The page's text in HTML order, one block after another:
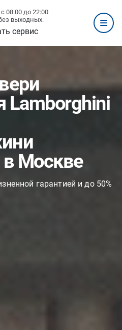
08:00 до 22:00
выходных.
сервис
Lamborghini
в Москве
гарантией и до 50%